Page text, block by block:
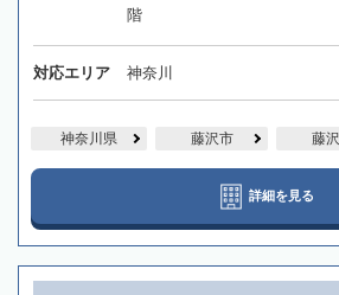
階
対応エリア 神奈川
神奈川県 藤沢市 藤
詳細を見る